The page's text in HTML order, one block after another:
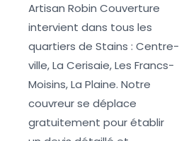
Artisan Robin Couverture
intervient dans tous les
quartiers de Stains : Centre-
ville, La Cerisaie, Les Francs-
Moisins, La Plaine. Notre
couvreur se déplace
gratuitement pour établir